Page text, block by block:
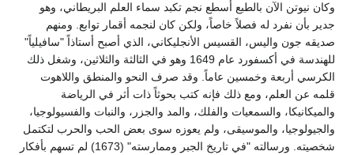
وكان نيوتن الآن بالطبع أسطع نجم تكبد سماء العلم البريطاني، وهو
جدير بأن نفرد له فصلاً خاصاً، ولكن كان لنجمه أقمار توابع. ومنهم
صديقه جون واليس، القسيس الأنجليكاني، الذي أصبح أستاذاً "سافيلياً"
للهندسة في أكسفورد عام 1649 وهو في الثالثة والثلاثين، وشغل ذلك
الكرسي أربعة وخمسين عاماً. وقد صرف النحو والمنطق واللاهوت
قلمه عن العلم، ومع ذلك فإنه كتب بحوثاً ذات أثر في الرياضة
والميكانيكا، والسمعيات والفلك، والمد والجزر، والنبات والفسيولوجيا،
والجيولوجيا، والموسيقى، ولم يعوزه سوى بعض الحب والحرب لتكتمل
شخصيته. ورسالته "في تاريخ الجبر وممارسته" (1673) لم تسهم بأفكار